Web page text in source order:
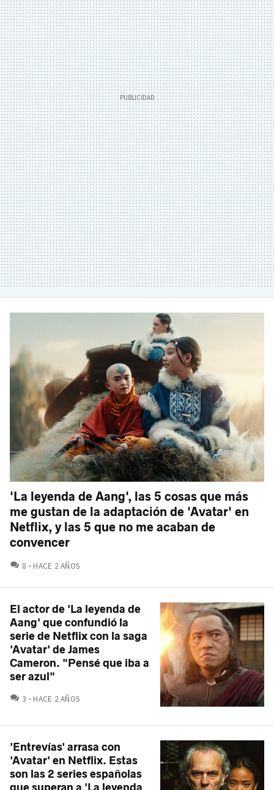
'La leyenda de Aang', las 5 cosas que más
me gustan de la adaptación de 'Avatar' en
Netflix, y las 5 que no me acaban de
convencer
8 COMENTARIOS
HACE 2 AÑOS
El actor de 'La leyenda de
Aang' que confundió la
serie de Netflix con la saga
'Avatar' de James
Cameron. "Pensé que iba a
ser azul"
3 COMENTARIOS
HACE 2 AÑOS
'Entrevías' arrasa con
'Avatar' en Netflix. Estas
son las 2 series españolas